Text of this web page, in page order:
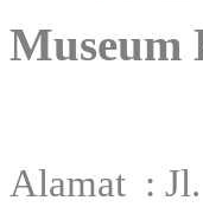
Museum
Alamat : Jl.